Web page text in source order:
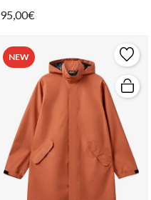
95,00€
NEW